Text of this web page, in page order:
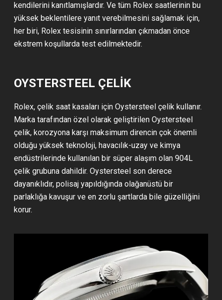
kendilerini kanıtlamışlardır. Ve tüm Rolex saatlerinin bu
yüksek beklentilere yanıt verebilmesini sağlamak için,
her biri, Rolex tesisinin sınırlarından çıkmadan önce
ekstrem koşullarda test edilmektedir.
OYSTERSTEEL ÇELİK
Rolex, çelik saat kasaları için Oystersteel çelik kullanır.
Marka tarafından özel olarak geliştirilen Oystersteel
çelik, korozyona karşı maksimum direncin çok önemli
olduğu yüksek teknoloji, havacılık-uzay ve kimya
endüstrilerinde kullanılan bir süper alaşım olan 904L
çelik grubuna dahildir. Oystersteel son derece
dayanıklıdır, polisaj yapıldığında olağanüstü bir
parlaklığa kavuşur ve en zorlu şartlarda bile güzelliğini
korur.